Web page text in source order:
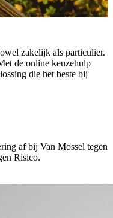
zakelijk als particulier.
de online keuzehulp
die het beste bij
af bij Van Mossel tegen
Risico.